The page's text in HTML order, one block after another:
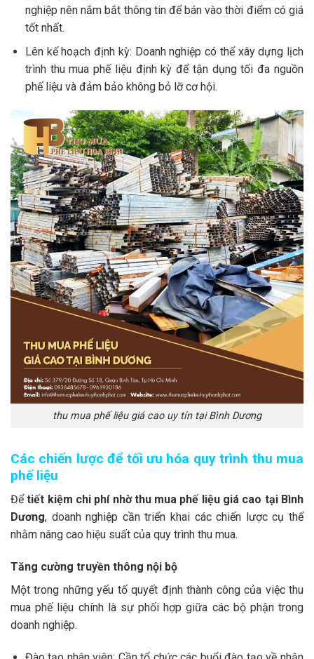
nghiệp nên nắm bắt thông tin để bán vào thời điểm có giá
tốt nhất.
Lên kế hoạch định kỳ: Doanh nghiệp có thể xây dựng lịch
trình thu mua phế liệu định kỳ để tận dụng tối đa nguồn
phế liệu và đảm bảo không bỏ lỡ cơ hội.
thu mua phế liệu giá cao uy tín tại Bình Dương
Các chiến lược để tối ưu hóa quy trình thu mua
phế liệu
Đểtiết kiệm chi phí nhờ thu mua phế liệu giá cao tại Bình
Dương, doanh nghiệp cần triển khai các chiến lược cụ thể
nhằm nâng cao hiệu suất của quy trình thu mua.
Tăng cường truyền thông nội bộ
Một trong những yếu tố quyết định thành công của việc thu
mua phế liệu chính là sự phối hợp giữa các bộ phận trong
doanh nghiệp.